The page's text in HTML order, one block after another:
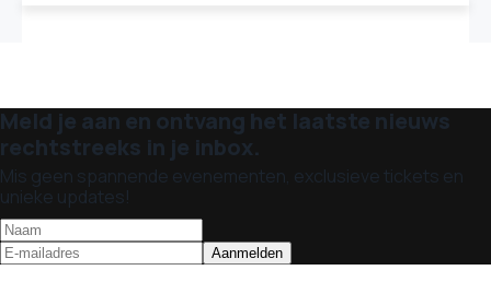
Meld je aan en ontvang het laatste nieuws
rechtstreeks in je inbox.
Mis geen spannende evenementen, exclusieve tickets en
unieke updates!